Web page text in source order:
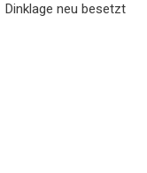
Dinklage neu besetzt